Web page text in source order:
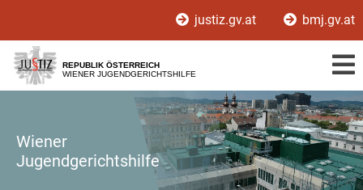
[1]
[2]
[3]
justiz.gv.at bmj.gv.at
REPUBLIK ÖSTERREICH
WIENER JUGENDGERICHTSHILFE
Wiener
Jugendgerichtshilfe